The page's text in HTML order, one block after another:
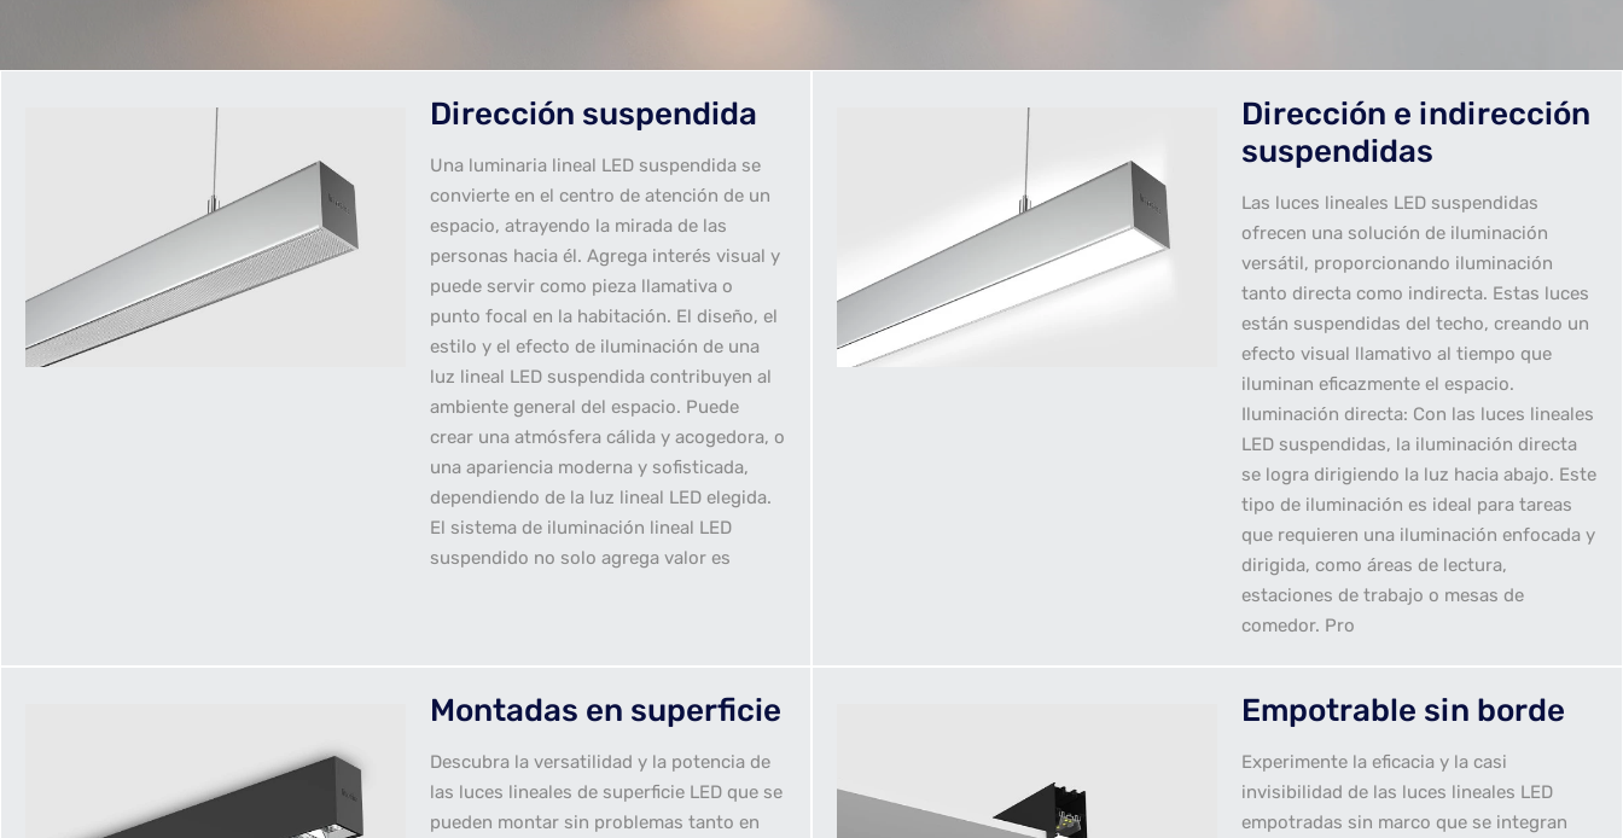
Dirección suspendida
Una luminaria lineal LED suspendida se
convierte en el centro de atención de un
espacio, atrayendo la mirada de las
personas hacia él. Agrega interés visual y
puede servir como pieza llamativa o
punto focal en la habitación. El diseño, el
estilo y el efecto de iluminación de una
luz lineal LED suspendida contribuyen al
ambiente general del espacio. Puede
crear una atmósfera cálida y acogedora, o
una apariencia moderna y sofisticada,
dependiendo de la luz lineal LED elegida.
El sistema de iluminación lineal LED
suspendido no solo agrega valor es
Dirección e indirección
suspendidas
Las luces lineales LED suspendidas
ofrecen una solución de iluminación
versátil, proporcionando iluminación
tanto directa como indirecta. Estas luces
están suspendidas del techo, creando un
efecto visual llamativo al tiempo que
iluminan eficazmente el espacio.
Iluminación directa: Con las luces lineales
LED suspendidas, la iluminación directa
se logra dirigiendo la luz hacia abajo. Este
tipo de iluminación es ideal para tareas
que requieren una iluminación enfocada y
dirigida, como áreas de lectura,
estaciones de trabajo o mesas de
comedor. Pro
Montadas en superficie
Descubra la versatilidad y la potencia de
las luces lineales de superficie LED que se
pueden montar sin problemas tanto en
Empotrable sin borde
Experimente la eficacia y la casi
invisibilidad de las luces lineales LED
empotradas sin marco que se integran